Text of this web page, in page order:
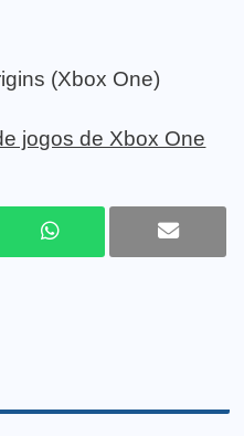
(Xbox One)
jogos de Xbox One